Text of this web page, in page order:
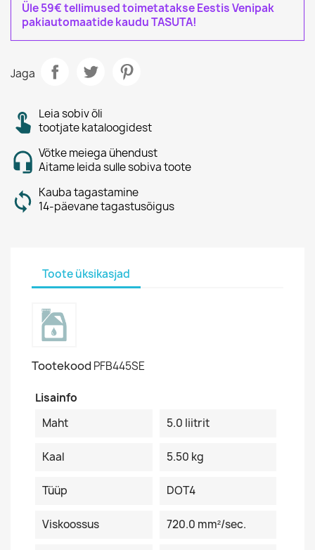
Üle 59€ tellimused toimetatakse Eestis Venipak
pakiautomaatide kaudu TASUTA!
Jaga
Leia sobiv õli
tootjate kataloogidest
Võtke meiega ühendust
Aitame leida sulle sobiva toote
Kauba tagastamine
14-päevane tagastusõigus
Toote üksikasjad
Tootekood PFB445SE
Lisainfo
Maht
5.0 Iiitrit
Kaal 5.50 kg
Tüüp DOT4
Viskoossus 720.0 mm²/sec.